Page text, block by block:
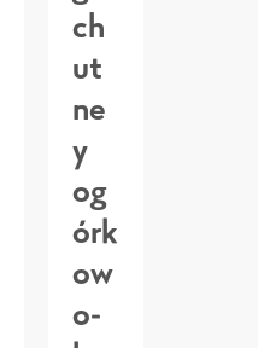
ch
ut
ne
y
og
órk
ow
o-